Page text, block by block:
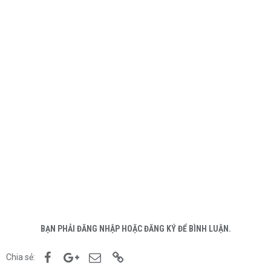
BẠN PHẢI ĐĂNG NHẬP HOẶC ĐĂNG KÝ ĐỂ BÌNH LUẬN.
Chia sẻ: FacebookGoogle+Email